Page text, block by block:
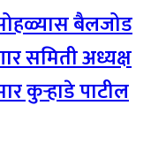
बैलजोड
समिती अध्यक्ष
कुऱ्हाडे पाटील